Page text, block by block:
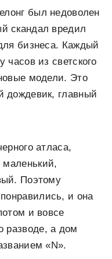
был недоволен
скандал вредил
бизнеса. Каждый
из светского
модели. Это
дождевик, главный
атласа,
Поэтому
и она
и вовсе
разводе, а дом
«N».